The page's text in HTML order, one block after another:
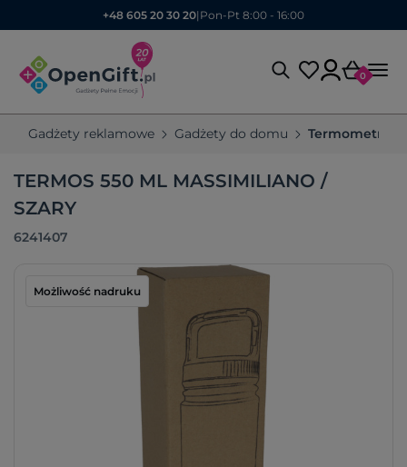
+48 605 20 30 20| Pon-Pt 8:00 - 16:00
0
Gadżety reklamowe Gadżety do domu Termometry
TERMOS 550 ML MASSIMILIANO /
SZARY
6241407
Możliwość nadruku